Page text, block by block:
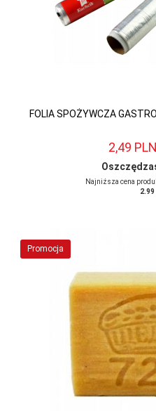
FOLIA SPOŻYWCZA
2,49 PLN
Najniższa cena
2.99
Promocja